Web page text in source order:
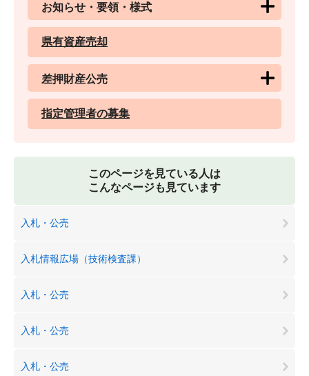
お知らせ・要領・様式
県有資産売却
差押財産公売
指定管理者の募集
このページを見ている人は
こんなページも見ています
入札・公売
入札情報広場（技術検査課）
入札・公売
入札・公売
入札・公売